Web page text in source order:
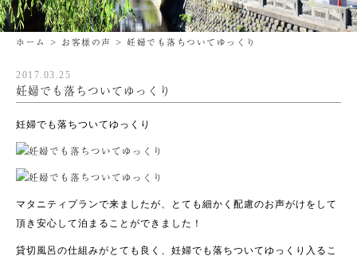
ホーム > お客様の声 > 妊婦でも落ちついてゆっくり
2017.03.25
妊婦でも落ちついてゆっくり
妊婦でも落ちついてゆっくり
マタニティプランで来ましたが、とても細かく配慮のお声がけをして
頂き安心して泊まることができました！
貸切風呂の仕組みがとても良く、妊婦でも落ちついてゆっくり入るこ